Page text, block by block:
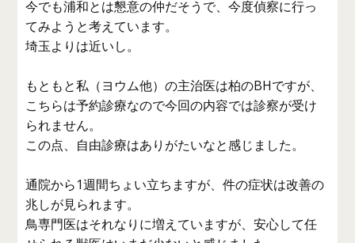
今でも浦和とは懇意の仲だそうで、今度偵察に行っ
てみようと考えています。
埼玉よりは近いし。
もともと私（ヨウム他）の主治医は柏のBHですが、
こちらは予約診療なので今回の内容では診察が受け
られません。
この点、自由診療はありがたいなと感じました。
通院から1週間ちょい立ちますが、件の症状は改善の
兆しが見られます。
鳥専門医はそれなりに増えていますが、安心して任